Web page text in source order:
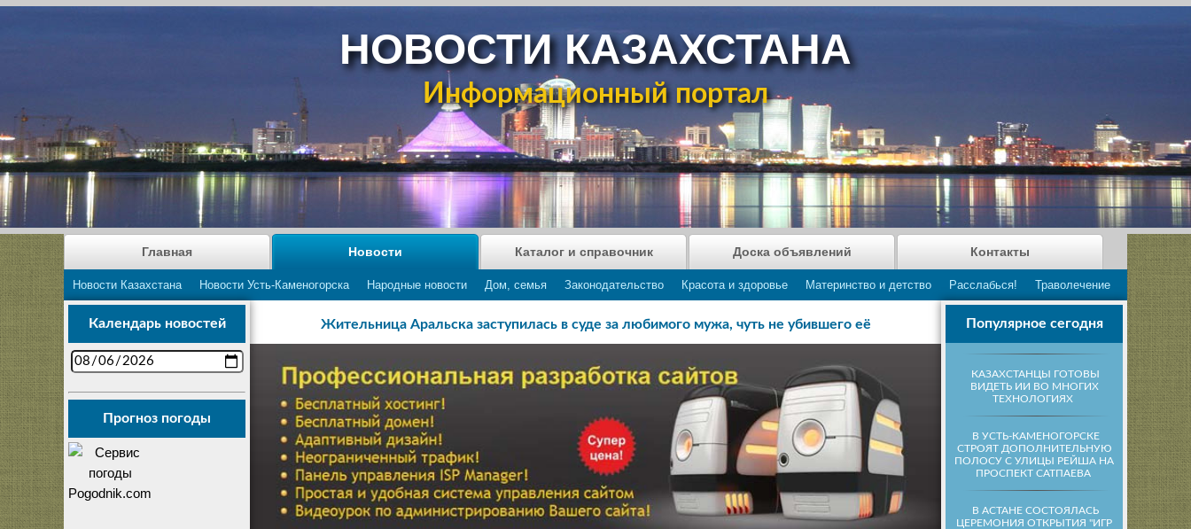
НОВОСТИ КАЗАХСТАНА
Информационный портал
Главная Новости
Новости Казахстана Новости Усть-Каменогорска Народные новости Дом, семья Законодательство Красота и здоровье Материнство и детство Расслабься! Траволечение
Каталог и справочник Доска объявлений Контакты
Популярное сегодня
КАЗАХСТАНЦЫ ГОТОВЫ
ВИДЕТЬ ИИ ВО МНОГИХ
ТЕХНОЛОГИЯХ
В УСТЬ-КАМЕНОГОРСКЕ
СТРОЯТ ДОПОЛНИТЕЛЬНУЮ
ПОЛОСУ С УЛИЦЫ РЕЙША НА
ПРОСПЕКТ САТПАЕВА
В АСТАНЕ СОСТОЯЛАСЬ
ЦЕРЕМОНИЯ ОТКРЫТИЯ "ИГР
Календарь новостей
Прогноз погоды
Жительница Аральска заступилась в суде за любимого мужа, чуть не убившего её